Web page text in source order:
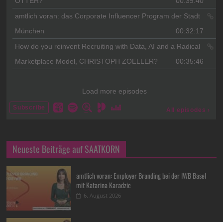
Neueste Beiträge auf SAATKORN
amtlich voran: Employer Branding bei der IWB Basel
mit Katarina Karadzic
6. August 2026